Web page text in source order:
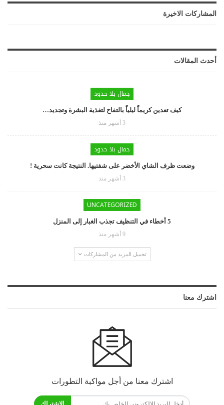
المشاركات الاخيرة
أحدث المقالات
جمال بلا حدود
كيف تعدين كريماً ليلياً بالتفاح لتغذية البشرة وتجديد…
3 أشهر منذ
جمال بلا حدود
وضعت ظرف الشاي الأخضر على شفتيها. النتيجة كانت سحرية !
3 أشهر منذ
UNCATEGORIZED
5 أخطاء في التنظيف تجذب الغبار إلى المنزل
9 أشهر منذ
تحميل المزيد من المشاركات
اشترك معنا
اشترك معنا من أجل مواكبة التطورات